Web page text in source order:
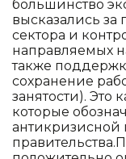
большинство
высказались
сектора и
направляемых
также
сохранение
занятости). Это
которые
антикризисной